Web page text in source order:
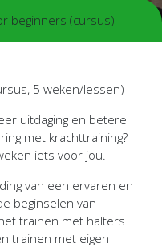
beginners (cursus)
5 weken/lessen)
uitdaging en betere
met krachttraining?
iets voor jou.
van een ervaren en
beginselen van
trainen met halters
trainen met eigen